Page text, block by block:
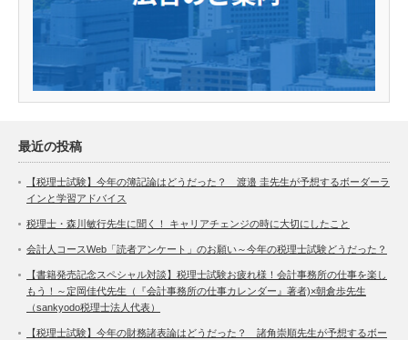
最近の投稿
【税理士試験】今年の簿記論はどうだった？ 渡邉 圭先生が予想するボーダーラ
インと学習アドバイス
税理士・森川敏行先生に聞く！ キャリアチェンジの時に大切にしたこと
会計人コースWeb「読者アンケート」のお願い～今年の税理士試験どうだった？
【書籍発売記念スペシャル対談】税理士試験お疲れ様！会計事務所の仕事を楽し
もう！～定岡佳代先生（『会計事務所の仕事カレンダー』著者)×朝倉歩先生
（sankyodo税理士法人代表）
【税理士試験】今年の財務諸表論はどうだった？ 諸角崇順先生が予想するボー